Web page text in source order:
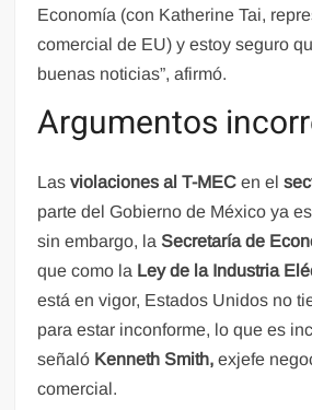
Economía (con Katherine Tai,
comercial de EU) y estoy seguro
buenas noticias”, afirmó.
Argumentos
Lasviolaciones al T-MECen el
parte del Gobierno de México ya
sin embargo, la Secretaría de
que como la Ley de la Industria
está en vigor, Estados Unidos no
para estar inconforme, lo que es
señaló Kenneth Smith, exjefe
comercial.